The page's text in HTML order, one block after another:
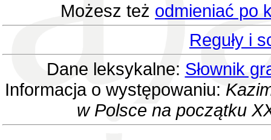
Możesz też odmieniać po
Reguły i
Dane leksykalne: Słownik
Informacja o występowaniu:
w Polsce na początku